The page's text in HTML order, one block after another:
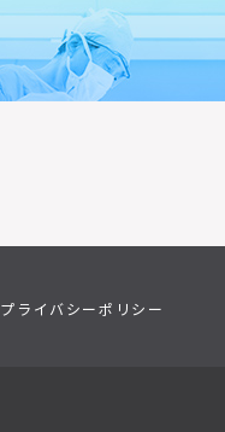
プライバシーポリシー